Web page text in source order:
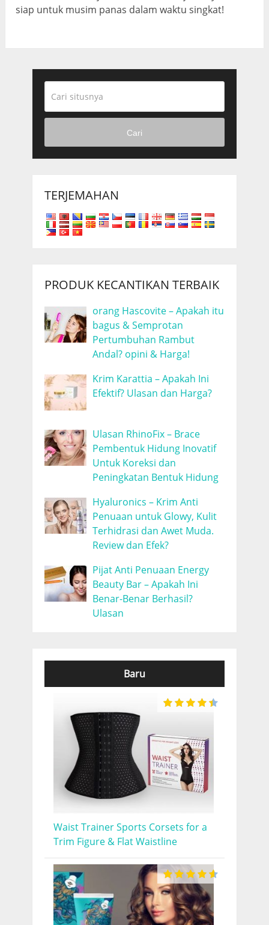
siap untuk musim panas dalam waktu singkat!
Cari
TERJEMAHAN
PRODUK KECANTIKAN TERBAIK
orang Hascovite – Apakah itu
bagus & Semprotan
Pertumbuhan Rambut
Andal? opini & Harga!
Krim Karattia – Apakah Ini
Efektif? Ulasan dan Harga?
Ulasan RhinoFix – Brace
Pembentuk Hidung Inovatif
Untuk Koreksi dan
Peningkatan Bentuk Hidung
Hyaluronics – Krim Anti
Penuaan untuk Glowy, Kulit
Terhidrasi dan Awet Muda.
Review dan Efek?
Pijat Anti Penuaan Energy
Beauty Bar – Apakah Ini
Benar-Benar Berhasil?
Ulasan
Baru
Waist Trainer Sports Corsets for a
Trim Figure & Flat Waistline